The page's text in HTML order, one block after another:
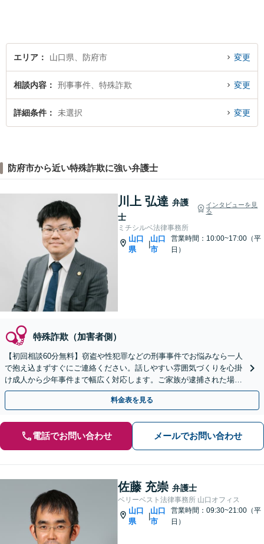
エリア 山口県、防府市 変更
相談内容 刑事事件、特殊詐欺 変更
詳細条件 未選択 変更
防府市から近い特殊詐欺に強い弁護士
川上 弘達 弁護
士
インタビューを見
る
ミチシルベ法律事務所
山口
県
|
山口
市
営業時間：10:00~17:00（平
日）
特殊詐欺（加害者側）
【初回相談60分無料】窃盗や性犯罪などの刑事事件でお悩みなら一人
で抱え込まずすぐにご連絡ください。話しやすい雰囲気づくりを心掛
け成人から少年事件まで幅広く対応します。ご家族が逮捕された場合
も迅速にサポート。【web面談可能】
料金表を見る
電話でお問い合わせ メールでお問い合わせ
佐藤 充崇 弁護士
ベリーベスト法律事務所 山口オフィス
山口
県
|
山口
市
営業時間：09:30~21:00（平
日）